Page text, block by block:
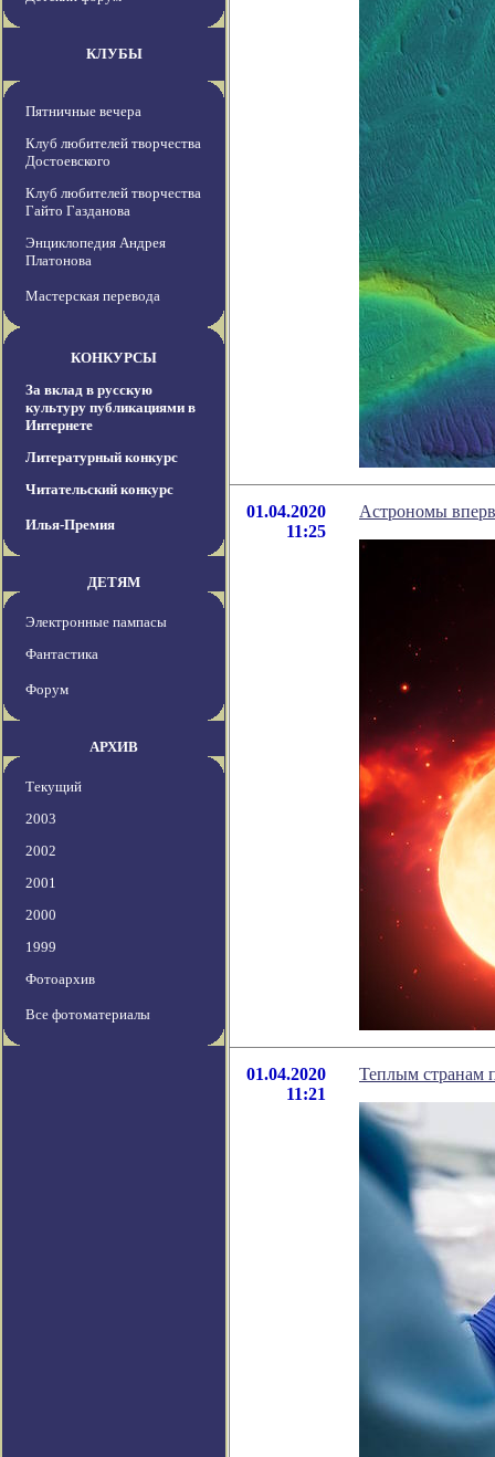
КЛУБЫ
Пятничные вечера
Клуб любителей творчества
Достоевского
Клуб любителей творчества
Гайто Газданова
Энциклопедия Андрея
Платонова
Мастерская перевода
КОНКУРСЫ
За вклад в русскую
культуру публикациями в
Интернете
Литературный конкурс
Читательский конкурс
Илья-Премия
ДЕТЯМ
Электронные пампасы
Фантастика
Форум
АРХИВ
Текущий
2003
2002
2001
2000
1999
Фотоархив
Все фотоматериалы
01.04.2020
11:25
Астрономы
01.04.2020
11:21
Теплым странам